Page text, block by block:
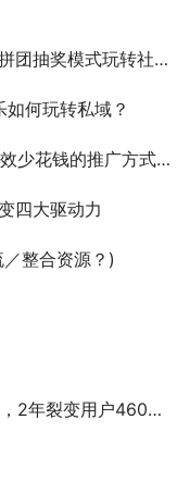
奖模式玩转社交电商
何玩转私域？
推广方式，了解一下？)
四大驱动力
整合资源？)
460万，营业额近亿？)